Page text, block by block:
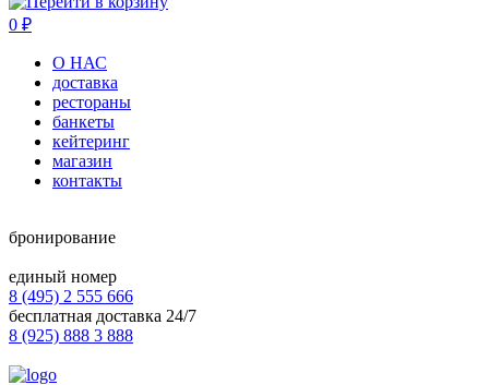
0 ₽
О НАС
доставка
рестораны
банкеты
кейтеринг
магазин
контакты
бронирование
единый номер
8 (495) 2 555 666
бесплатная доставка 24/7
8 (925) 888 3 888